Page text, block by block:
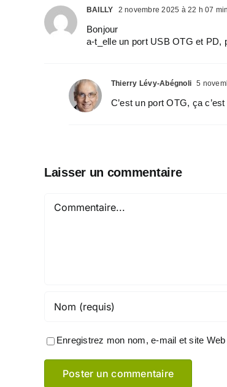
BAILLY 2 novembre 2025 à 22 h 07 min
Bonjour
a-t_elle un port USB OTG et PD,
Thierry Lévy-Abégnoli 5
C’est un port OTG, ça
Laisser un commentaire
Enregistrez mon nom, e-mail et site